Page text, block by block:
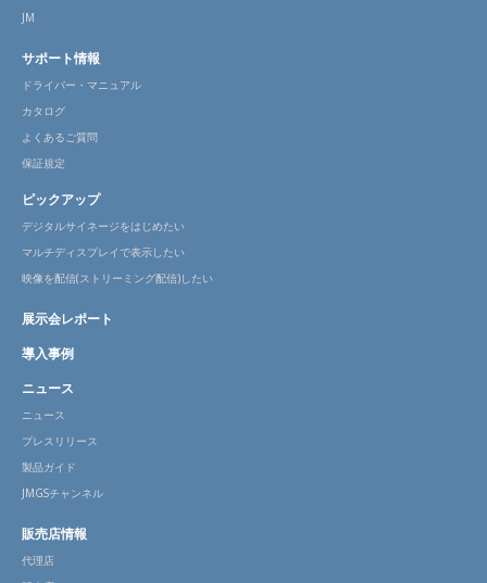
JM
サポート情報
ドライバー・マニュアル
カタログ
よくあるご質問
保証規定
ピックアップ
デジタルサイネージをはじめたい
マルチディスプレイで表示したい
映像を配信(ストリーミング配信)したい
展示会レポート
導入事例
ニュース
ニュース
プレスリリース
製品ガイド
JMGSチャンネル
販売店情報
代理店